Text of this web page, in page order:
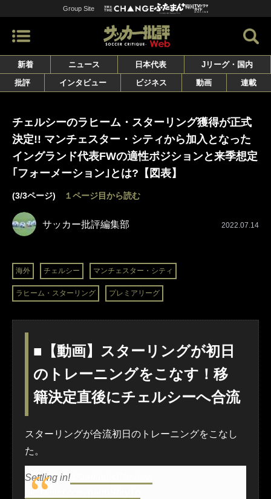
Group Site
新着 ニュース 日本代表
Jリーグ・国内
批評
インタビュー ビジネス 動画 連載
チェルシーのラヒーム・スターリング獲得が正式
決定!! マンチェスター・シティから加入となった
イングランド代表FWの適性ポジションと来季想定
｢フォーメーション｣とは?【図表】
(3/3ページ) １ページ目から読む
サッカー批評編集部 2022.07.14
海外 チェルシー マンチェスター・シティ
ラヒーム・スターリング プレミアリーグ
■【動画】スターリングが初日
のトレーニングをこなす！移
籍決定直後にチェルシーへ合流
スターリングが合流初日のトレーニングをこなし
た。
Settling in!#SterlingIsChelsea
pic.twitter.com/naguS6ry1p